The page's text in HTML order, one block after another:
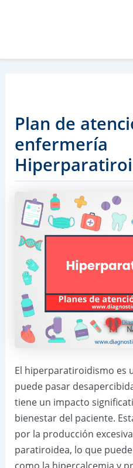
Plan de
enfermería
El hiperparatiroidismo es
puede pasar
tiene un impacto
bienestar del paciente.
por la producción
paratiroidea, lo que